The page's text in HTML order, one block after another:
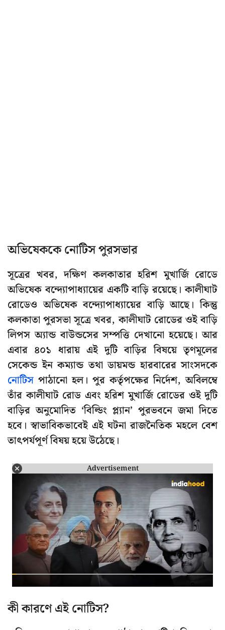
অভিষেককে নোটিস পুরসভার
সূত্রের খবর, দক্ষিণ কলকাতার হরিশ মুখার্জি রোডে
অভিষেক বন্দ্যোপাধ্যায়ের একটি বাড়ি রয়েছে। কালীঘাট
রোডেও অভিষেক বন্দ্যোপাধ্যায়ের বাড়ি আছে। কিন্তু
কলকাতা পুরসভা সূত্রে খবর, কালীঘাট রোডের ওই বাড়ি
লিপস অ্যান্ড বাউন্ডসের সম্পত্তি দেখানো হয়েছে। আর
এবার ৪০১ ধারায় এই দুটি বাড়ির বিষয়ে তৃণমূলের
সেকেন্ড ইন কম্যান্ড তথা ডায়মন্ড হারবারের সাংসদকে
নোটিসপাঠানো হল। পুর কর্তৃপক্ষের নির্দেশ, অবিলম্বে
তাঁর কালীঘাট রোড এবং হরিশ মুখার্জি রোডের ওই দুটি
বাড়ির অনুমোদিত ‘বিল্ডিং প্ল্যান’ পুরভবনে জমা দিতে
হবে। স্বাভাবিকভাবেই এই ঘটনা রাজনৈতিক মহলে বেশ
তাৎপর্যপূর্ণ বিষয় হয়ে উঠেছে।
Advertisement
কী কারণে এই নোটিস?